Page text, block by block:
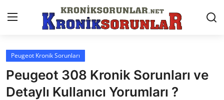
Anasayfa
Markalar
Peugeot Kronik Sorunları
Peugeot 308 Kronik Sorunları ve
Detaylı Kullanıcı Yorumları ?